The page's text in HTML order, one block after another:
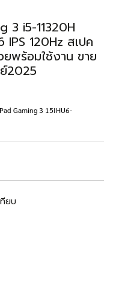
3 i5-11320H
IPS 120Hz สเปค
พร้อมใช้งาน ขาย
2025
Gaming 3 15IHU6-
ทียบ